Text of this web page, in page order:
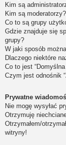
Kim są
Kim są moderatorzy?
Co to są grupy
Gdzie znajduje się
grupy?
W jaki sposób
Dlaczego niektóre
Co to jest
Czym jest odnośnik
Prywatne
Nie mogę wysyłać
Otrzymuję
Otrzymałem/
witryny!